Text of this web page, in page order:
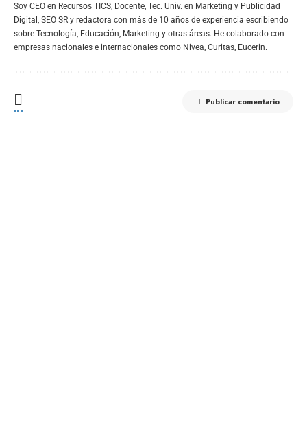
Soy CEO en Recursos TICS, Docente, Tec. Univ. en Marketing y Publicidad
Digital, SEO SR y redactora con más de 10 años de experiencia escribiendo
sobre Tecnología, Educación, Marketing y otras áreas. He colaborado con
empresas nacionales e internacionales como Nivea, Curitas, Eucerin.
Publicar comentario